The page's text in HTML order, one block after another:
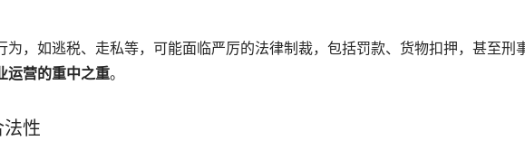
为，如逃税、走私等，可能面临严厉的法律制裁，包括罚款、货物扣押，甚至刑
运营的重中之重。
法性